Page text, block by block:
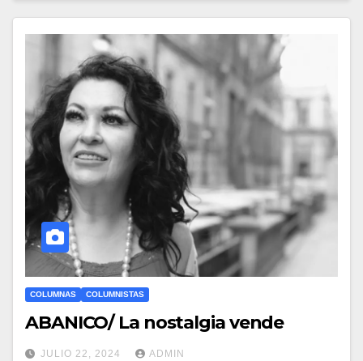
COLUMNAS COLUMNISTAS
ABANICO/ La nostalgia vende
JULIO 22, 2024 ADMIN